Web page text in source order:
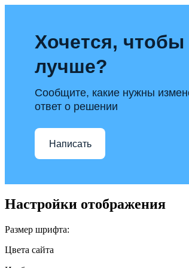
Хочется, чтобы
лучше?
Сообщите, какие нужны
ответ о решении
Написать
Настройки отображения
Размер шрифта:
Цвета сайта